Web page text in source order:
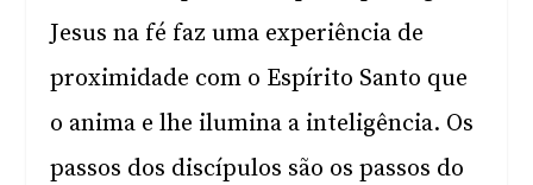
Jesus na fé faz uma experiência de
proximidade com o Espírito Santo que
o anima e lhe ilumina a inteligência. Os
passos dos discípulos são os passos do